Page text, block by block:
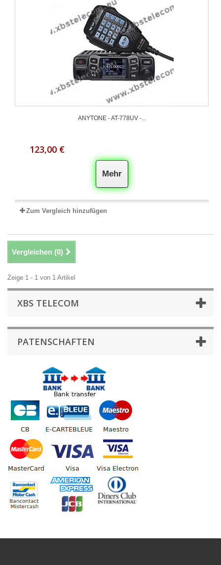
ANYTONE - AT-778UV -...
123,00 €
Mehr
Zum Vergleich hinzufügen
Vergleichen (0)
Zeige 1 - 1 von 1 Artikel
XBS TELECOM
PATENSCHAFTEN